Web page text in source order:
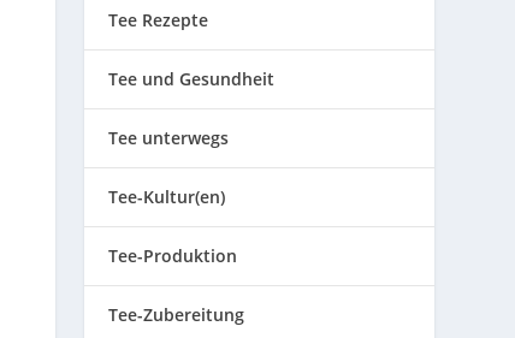
Tee Rezepte
Tee und Gesundheit
Tee unterwegs
Tee-Kultur(en)
Tee-Produktion
Tee-Zubereitung